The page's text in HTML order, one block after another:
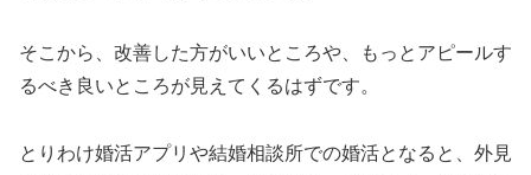
そこから、改善した方がいいところや、もっとアピールす
るべき良いところが見えてくるはずです。
とりわけ婚活アプリや結婚相談所での婚活となると、外見